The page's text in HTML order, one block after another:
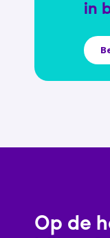
in
Op de